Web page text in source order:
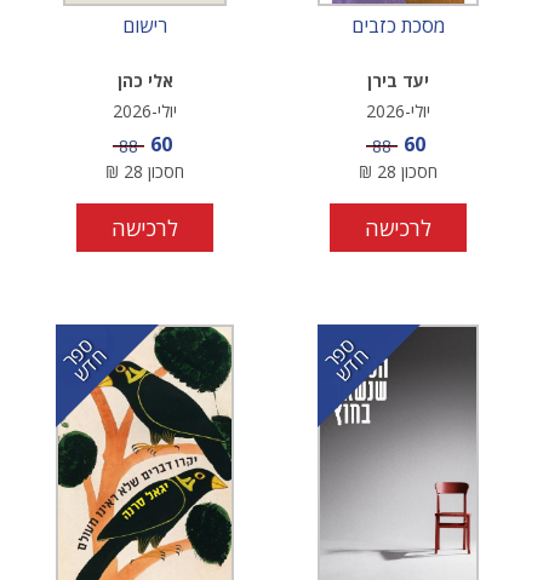
מסכת כזבים
יעד בירן
יולי-2026
מחיר מבצע
60 מחיר
88
חסכון 28
₪
לרכישה
רישום
אלי כהן
יולי-2026
מחיר מבצע
60 מחיר
88
חסכון 28
₪
לרכישה
ס
פ
ר
ח
ד
ש ס
פ
ר
ח
ד
ש